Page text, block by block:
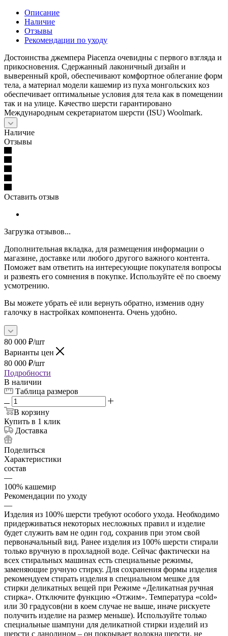
Описание
Наличие
Отзывы
Рекомендации по уходу
Достоинства джемпера Piacenza очевидны с первого взгляда и
прикосновения. Сдержанный лаконичный дизайн и
выверенный крой, обеспечивают комфортное облегание форм
тела, а материал модели кашемир из пуха монгольских коз
обеспечивает оптимальные условия для тела как в помещении
так и на улице. Качество шерсти гарантировано
Международным секретариатом шерсти (ISU) Woolmark.
Наличие
Отзывы
Оставить отзыв
Загрузка отзывов...
Дополнительная вкладка, для размещения информации о
магазине, доставке или любого другого важного контента.
Поможет вам ответить на интересующие покупателя вопросы
и развеять его сомнения в покупке. Используйте её по своему
усмотрению.
Вы можете убрать её или вернуть обратно, изменив одну
галочку в настройках компонента. Очень удобно.
80 000 ₽/шт
Варианты цен
80 000 ₽/шт
Подробности
В наличии
Таблица размеров
В корзину
Купить в 1 клик
Доставка
Поделиться
Характеристики
состав
—
100% кашемир
Рекомендации по уходу
—
Изделия из 100% шерсти требуют особого ухода. Необходимо
придерживаться некоторых несложных правил и изделие
будет служить вам не один год, сохранив при этом свой
первоначальный вид. Ранее изделия из 100% шерсти стирали
только вручную в прохладной воде. Сейчас фактически на
всех стиральных машинах есть специальные режимы,
заменяющие ручную стирку. Для сохранения формы изделия
рекомендуем стирать изделия в специальном мешке для
стирки деликатных вещей при Режиме «Деликатная ручная
стирка». Отключите функцию «Отжим». Температура «cold»
или 30 градусов(ни в коем случае не выше, иначе рискуете
получить изделие на размер меньше). Используйте только
специальные шампуни для деликатной стирки изделий из
шерсти с ланолином – он покрывает волокна шерсти, не